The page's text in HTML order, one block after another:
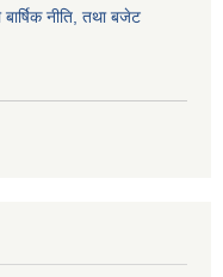
नीति, तथा बजेट